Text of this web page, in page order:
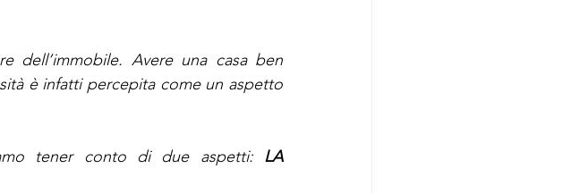
dell’immobile. Avere una casa ben
è infatti percepita come un aspetto
tener conto di due aspetti: LA